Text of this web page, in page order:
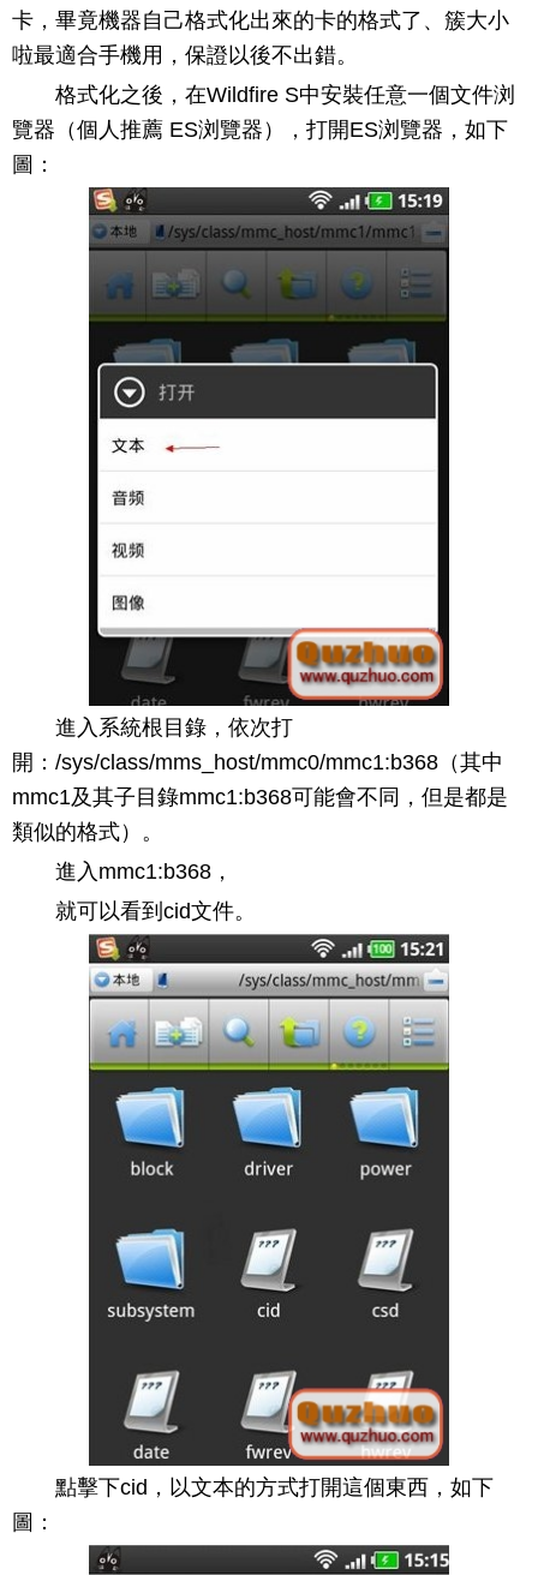
卡，畢竟機器自己格式化出來的卡的格式了、簇大小
啦最適合手機用，保證以後不出錯。
格式化之後，在Wildfire S中安裝任意一個文件浏
覽器（個人推薦 ES浏覽器），打開ES浏覽器，如下
圖：
進入系統根目錄，依次打
開：/sys/class/mms_host/mmc0/mmc1:b368（其中
mmc1及其子目錄mmc1:b368可能會不同，但是都是
類似的格式）。
進入mmc1:b368，
就可以看到cid文件。
點擊下cid，以文本的方式打開這個東西，如下
圖：